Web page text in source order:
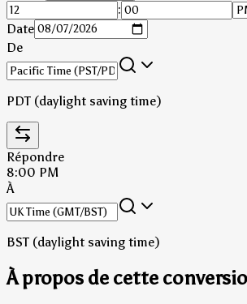
:
Date
De
PDT (daylight saving time)
Répondre
8:00 PM
À
BST (daylight saving time)
À propos de cette